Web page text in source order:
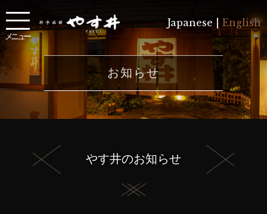
メニュー
Japanese | English
お知らせ
やす井のお知らせ